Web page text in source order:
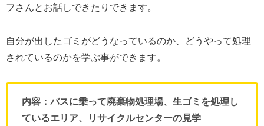
フさんとお話しできたりできます。
自分が出したゴミがどうなっているのか、どうやって処理
されているのかを学ぶ事ができます。
内容：バスに乗って廃棄物処理場、生ゴミを処理し
ているエリア、リサイクルセンターの見学